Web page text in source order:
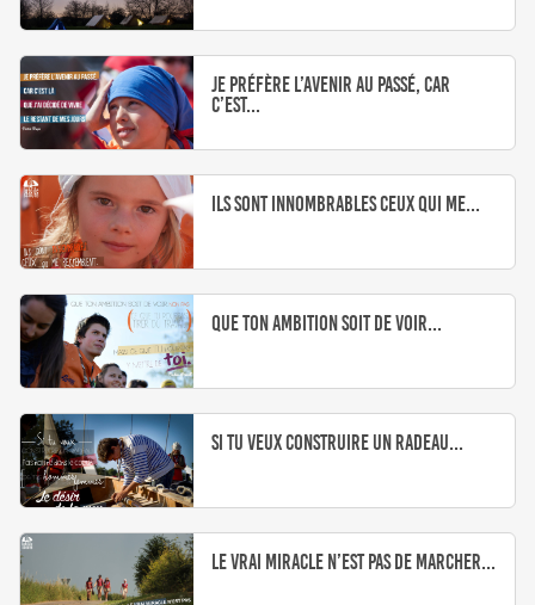
Je préfère l’avenir au passé, car
c’est...
Ils sont innombrables ceux qui me...
Que ton ambition soit de voir...
Si tu veux construire un radeau...
Le vrai miracle n’est pas de marcher...